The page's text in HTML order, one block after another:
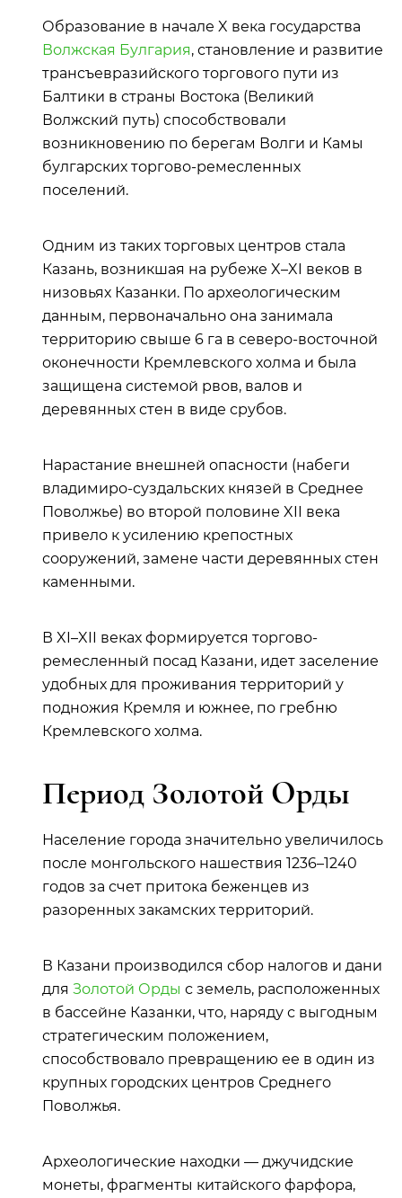
Образование в начале X века государства
Волжская Булгария, становление и развитие
трансъевразийского торгового пути из
Балтики в страны Востока (Великий
Волжский путь) способствовали
возникновению по берегам Волги и Камы
булгарских торгово-ремесленных
поселений.
Одним из таких торговых центров стала
Казань, возникшая на рубеже X–XI веков в
низовьях Казанки. По археологическим
данным, первоначально она занимала
территорию свыше 6 га в северо-восточной
оконечности Кремлевского холма и была
защищена системой рвов, валов и
деревянных стен в виде срубов.
Нарастание внешней опасности (набеги
владимиро-суздальских князей в Среднее
Поволжье) во второй половине XII века
привело к усилению крепостных
сооружений, замене части деревянных стен
каменными.
В XI–XII веках формируется торгово-
ремесленный посад Казани, идет заселение
удобных для проживания территорий у
подножия Кремля и южнее, по гребню
Кремлевского холма.
Период Золотой Орды
Население города значительно увеличилось
после монгольского нашествия 1236–1240
годов за счет притока беженцев из
разоренных закамских территорий.
В Казани производился сбор налогов и дани
для Золотой Орды с земель, расположенных
в бассейне Казанки, что, наряду с выгодным
стратегическим положением,
способствовало превращению ее в один из
крупных городских центров Среднего
Поволжья.
Археологические находки — джучидские
монеты, фрагменты китайского фарфора,